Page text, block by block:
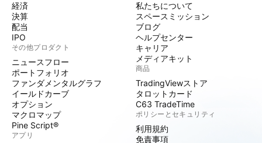
経済
決算
配当
IPO
その他プロダクト
ニュースフロー
ポートフォリオ
ファンダメンタルグラフ
イールドカーブ
オプション
マクロマップ
Pine Script®
アプリ
私たちについて
スペースミッション
ブログ
ヘルプセンター
キャリア
メディアキット
商品
TradingViewストア
タロットカード
C63 TradeTime
ポリシーとセキュリティ
利用規約
免責事項